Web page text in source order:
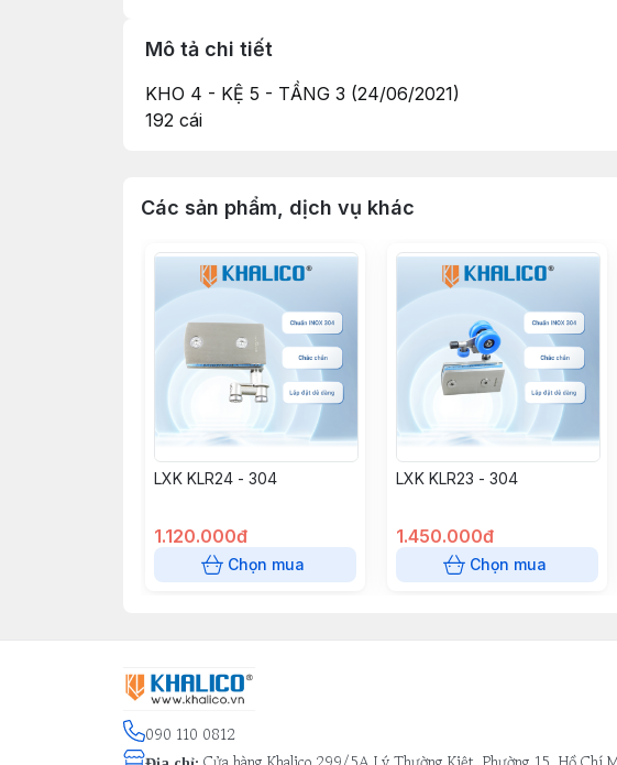
Mô tả chi tiết
KHO 4 - KỆ 5 - TẦNG 3 (24/06/2021)
192 cái
Các sản phẩm, dịch vụ khác
LXK KLR24 - 304
1.120.000đ
Chọn mua
LXK KLR23 - 304
1.450.000đ
Chọn mua
090 110 0812